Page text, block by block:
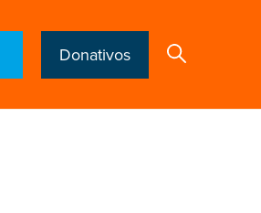
Donativos